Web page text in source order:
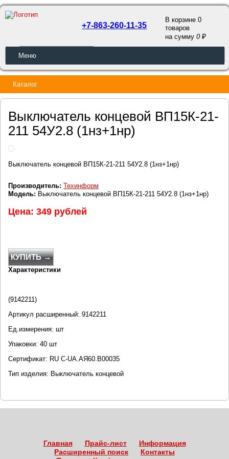
ОБРАТНЫЙ ЗВОНОК
+7-863-260-11-35
В корзине 0
товаров
на сумму0
Меню
Каталог
Выключатель концевой ВП15К-21-
211 54У2.8 (1нз+1нр)
Выключатель концевой ВП15К-21-211 54У2.8 (1нз+1нр)
Производитель: Техинформ
Модель: Выключатель концевой ВП15К-21-211 54У2.8 (1нз+1нр)
Цена: 349 рублей
КУПИТЬ →
Характеристики
(9142211)
Артикул расширенный: 9142211
Ед.измерения: шт
Упаковки: 40 шт
Сертификат: RU C-UA.АЯ60.B00035
Тип изделия: Выключатель концевой
Главная Прайс-лист
Информация
Расширенный поиск
Контакты